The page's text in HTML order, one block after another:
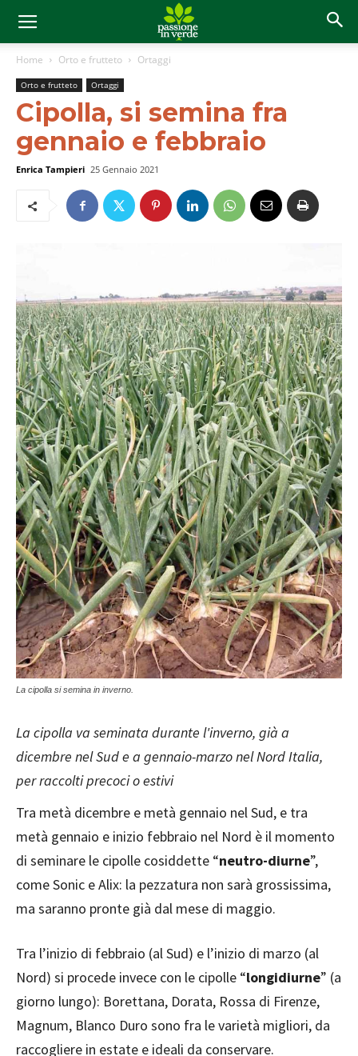
Home Orto e frutteto Ortaggi
Orto e frutteto Ortaggi
Cipolla, si semina fra
gennaio e febbraio
Enrica Tampieri 25 Gennaio 2021
La cipolla si semina in inverno.
La cipolla va seminata durante l'inverno, già a
dicembre nel Sud e a gennaio-marzo nel Nord Italia,
per raccolti precoci o estivi
Tra metà dicembre e metà gennaio nel Sud, e tra
metà gennaio e inizio febbraio nel Nord è il momento
di seminare le cipolle cosiddette “neutro-diurne”,
come Sonic e Alix: la pezzatura non sarà grossissima,
ma saranno pronte già dal mese di maggio.
Tra l’inizio di febbraio (al Sud) e l’inizio di marzo (al
Nord) si procede invece con le cipolle “longidiurne” (a
giorno lungo): Borettana, Dorata, Rossa di Firenze,
Magnum, Blanco Duro sono fra le varietà migliori, da
raccogliere in estate e ideali da conservare.